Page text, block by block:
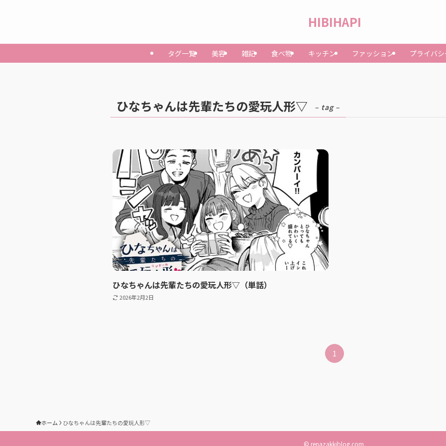
HIBIHAPI
タグ一覧 美容 雑記 食べ物 キッチン ファッション プライバ
ひなちゃんは先輩たちの愛玩人形▽ – tag –
ひなちゃんは先輩たちの愛玩人形▽（単話）
2026年2月2日
1
ホーム ひなちゃんは先輩たちの愛玩人形▽
© renazakkiblog.com.